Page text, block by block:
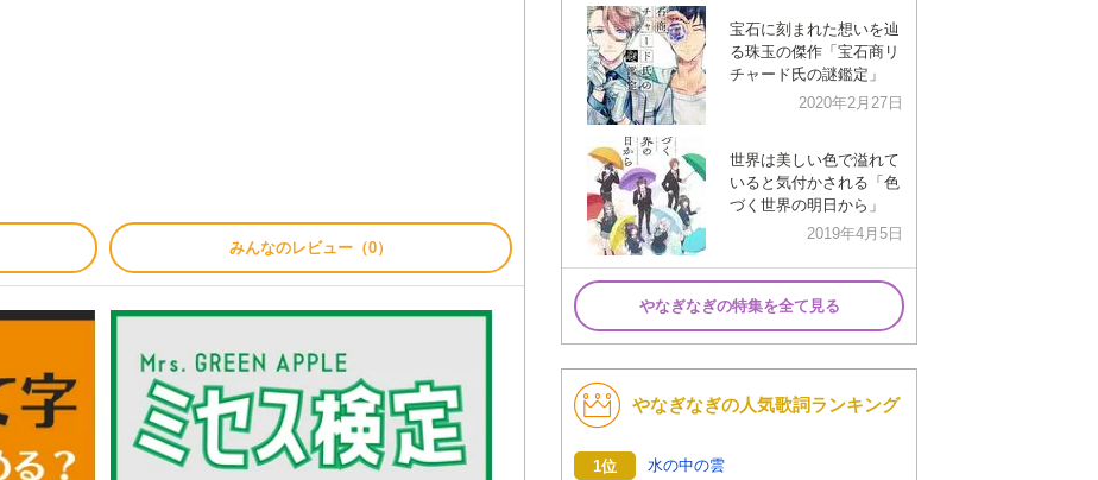
みんなのレビュー（0）
宝石に刻まれた想いを辿
る珠玉の傑作「宝石商リ
チャード氏の謎鑑定」
2020年2月27日
世界は美しい色で溢れて
いると気付かされる「色
づく世界の明日から」
2019年4月5日
やなぎなぎの特集を全て見る
やなぎなぎの人気歌詞ランキング
1位 水の中の雲